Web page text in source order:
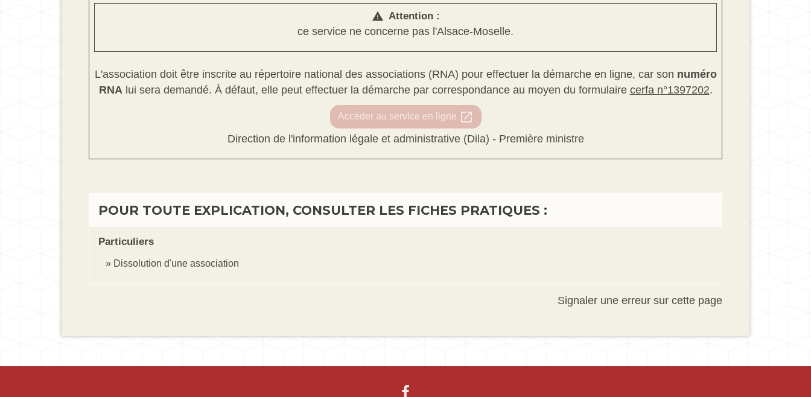
warning Attention :
ce service ne concerne pas l'Alsace-Moselle.
L'association doit être inscrite au répertoire national des associations (RNA) pour effectuer la démarche en ligne, car son numéro
RNAlui sera demandé. À défaut, elle peut effectuer la démarche par correspondance au moyen du formulaire cerfa n°1397202.
Accéder au service en ligne open_in_new
Direction de l'information légale et administrative (Dila) - Première ministre
POUR TOUTE EXPLICATION, CONSULTER LES FICHES PRATIQUES :
Particuliers
Dissolution d'une association
Signaler une erreur sur cette page